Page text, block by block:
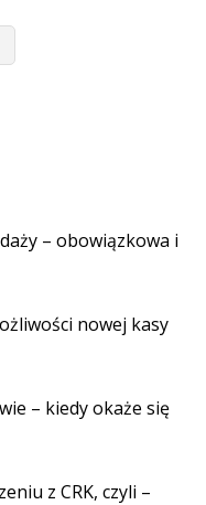
– obowiązkowa i
nowej kasy
– kiedy okaże się
z CRK, czyli –